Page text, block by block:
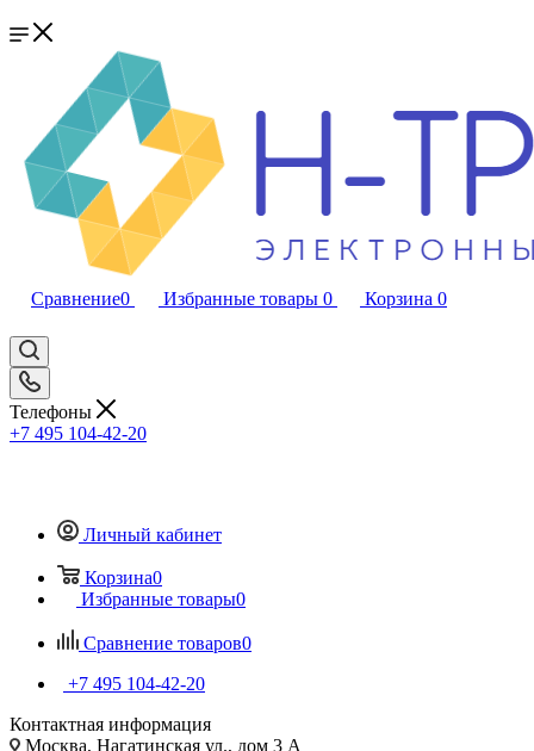
Сравнение0 Избранные товары 0 Корзина 0
Телефоны
+7 495 104-42-20
Личный кабинет
Корзина0
Избранные товары0
Сравнение товаров0
+7 495 104-42-20
Контактная информация
Москва, Нагатинская ул., дом 3 А